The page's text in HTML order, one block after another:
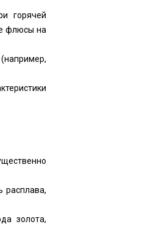
горячей
флюсы на
расплава,
золота,